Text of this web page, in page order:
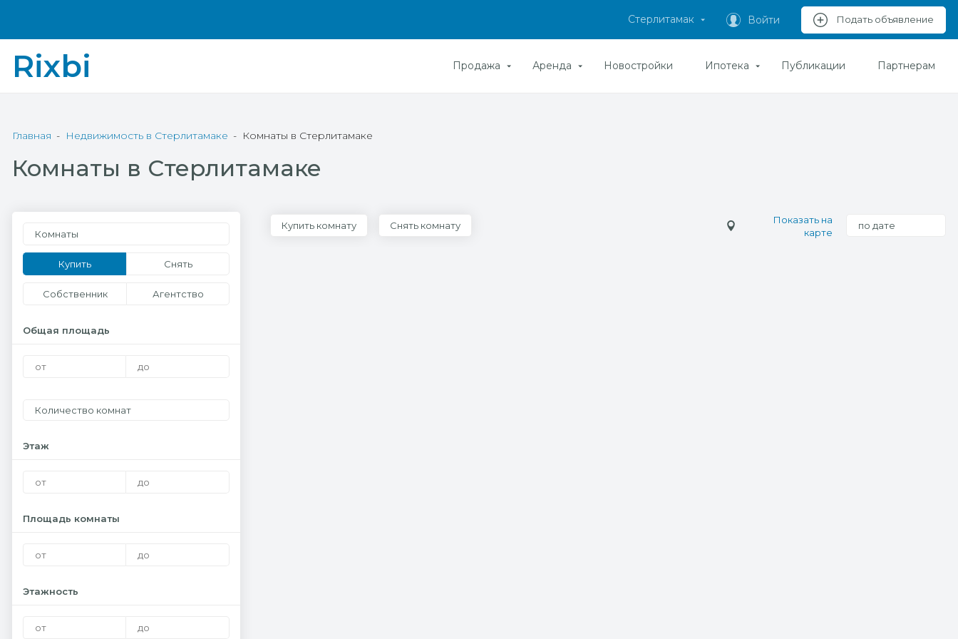
Стерлитамак Войти Подать объявление
Rixbi Продажа Аренда Новостройки Ипотека Публикации Партнерам
Главная Недвижимость в Стерлитамаке Комнаты в Стерлитамаке
Комнаты в Стерлитамаке
Комнаты
Купить Снять
Собственник Агентство
Общая площадь
Количество комнат
Этаж
Площадь комнаты
Этажность
Купить комнату Снять комнату
Показать на
карте
по дате